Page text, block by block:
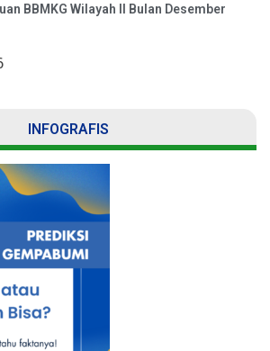
BBMKG Wilayah II Bulan Desember
INFOGRAFIS